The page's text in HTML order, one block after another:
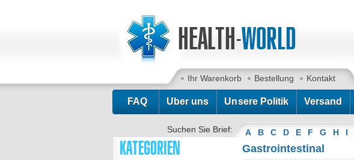
Ihr Warenkorb Bestellung Kontakt
FAQ Uber uns Unsere Politik Versand
Suchen Sie Brief: A B C D E F G H I
KATEGORIEN Gastrointestinal